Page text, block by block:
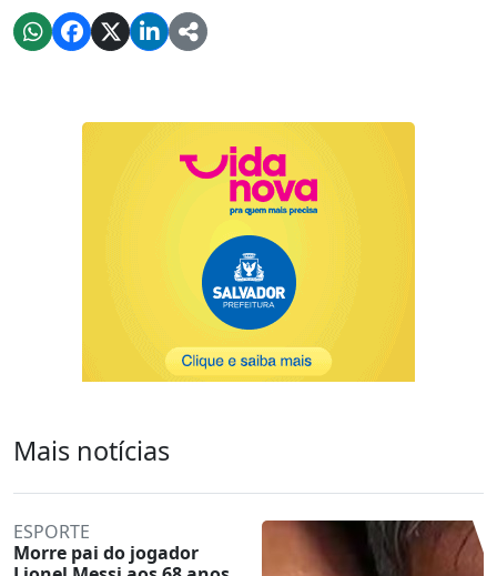
Mais notícias
ESPORTE
Morre pai do jogador